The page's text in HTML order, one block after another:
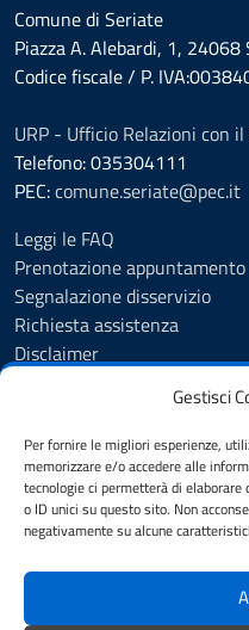
Gestisci
Per fornire le migliori esperienze,
memorizzare e/o accedere alle
tecnologie ci permetterà di
o ID unici su questo sito. Non
negativamente su alcune
Comune di Seriate
Piazza A. Alebardi, 1, 24068
Codice fiscale / P.
URP - Ufficio Relazioni con
Telefono: 035304111
PEC:comune.seriate@pec.it
Leggi le FAQ
Prenotazione appuntamento
Segnalazione disservizio
Richiesta assistenza
Disclaimer
Cookie Policy
Informativa privacy
Dichiarazione di accessibilità
Note legali